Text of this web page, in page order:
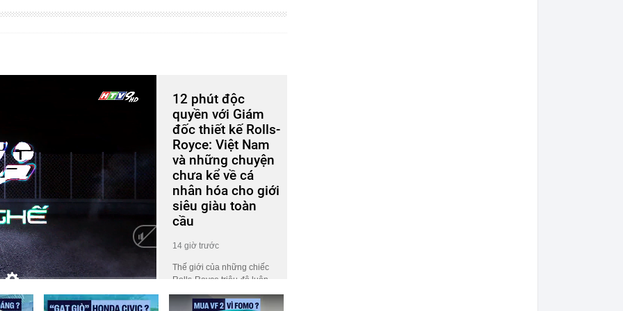
12 phút độc
quyền với Giám
đốc thiết kế Rolls-
Royce: Việt Nam
và những chuyện
chưa kể về cá
nhân hóa cho giới
siêu giàu toàn
cầu
14 giờ trước
Thế giới của những chiếc
Rolls-Royce triệu đô luôn
công chúng tò mò. Ở đó, giá